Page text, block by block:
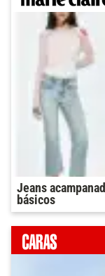
Jeans
básicos